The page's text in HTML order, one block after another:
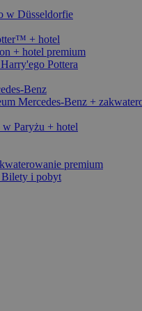
w Düsseldorfie
+ hotel
+ hotel premium
Pottera
Benz
Mercedes-Benz +
Paryżu + hotel
premium
i pobyt